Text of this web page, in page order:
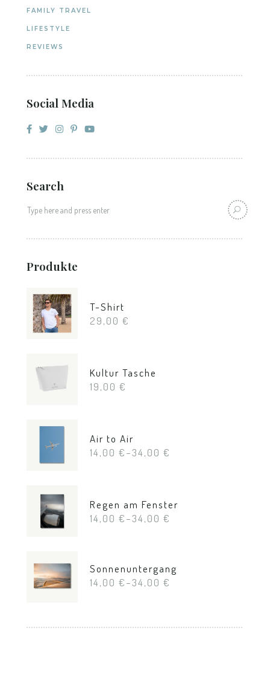
FAMILY TRAVEL
LIFESTYLE
REVIEWS
Social Media
Search
Produkte
T-Shirt
29,00 €
Kultur Tasche
19,00 €
Air to Air
14,00 €–34,00 €
Regen am Fenster
14,00 €–34,00 €
Sonnenuntergang
14,00 €–34,00 €